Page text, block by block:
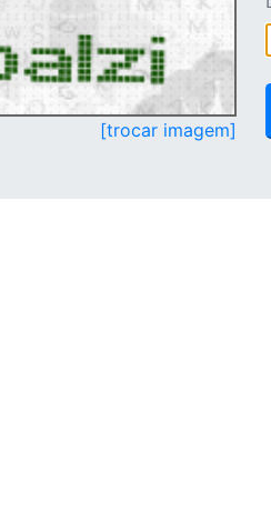
[trocar imagem]